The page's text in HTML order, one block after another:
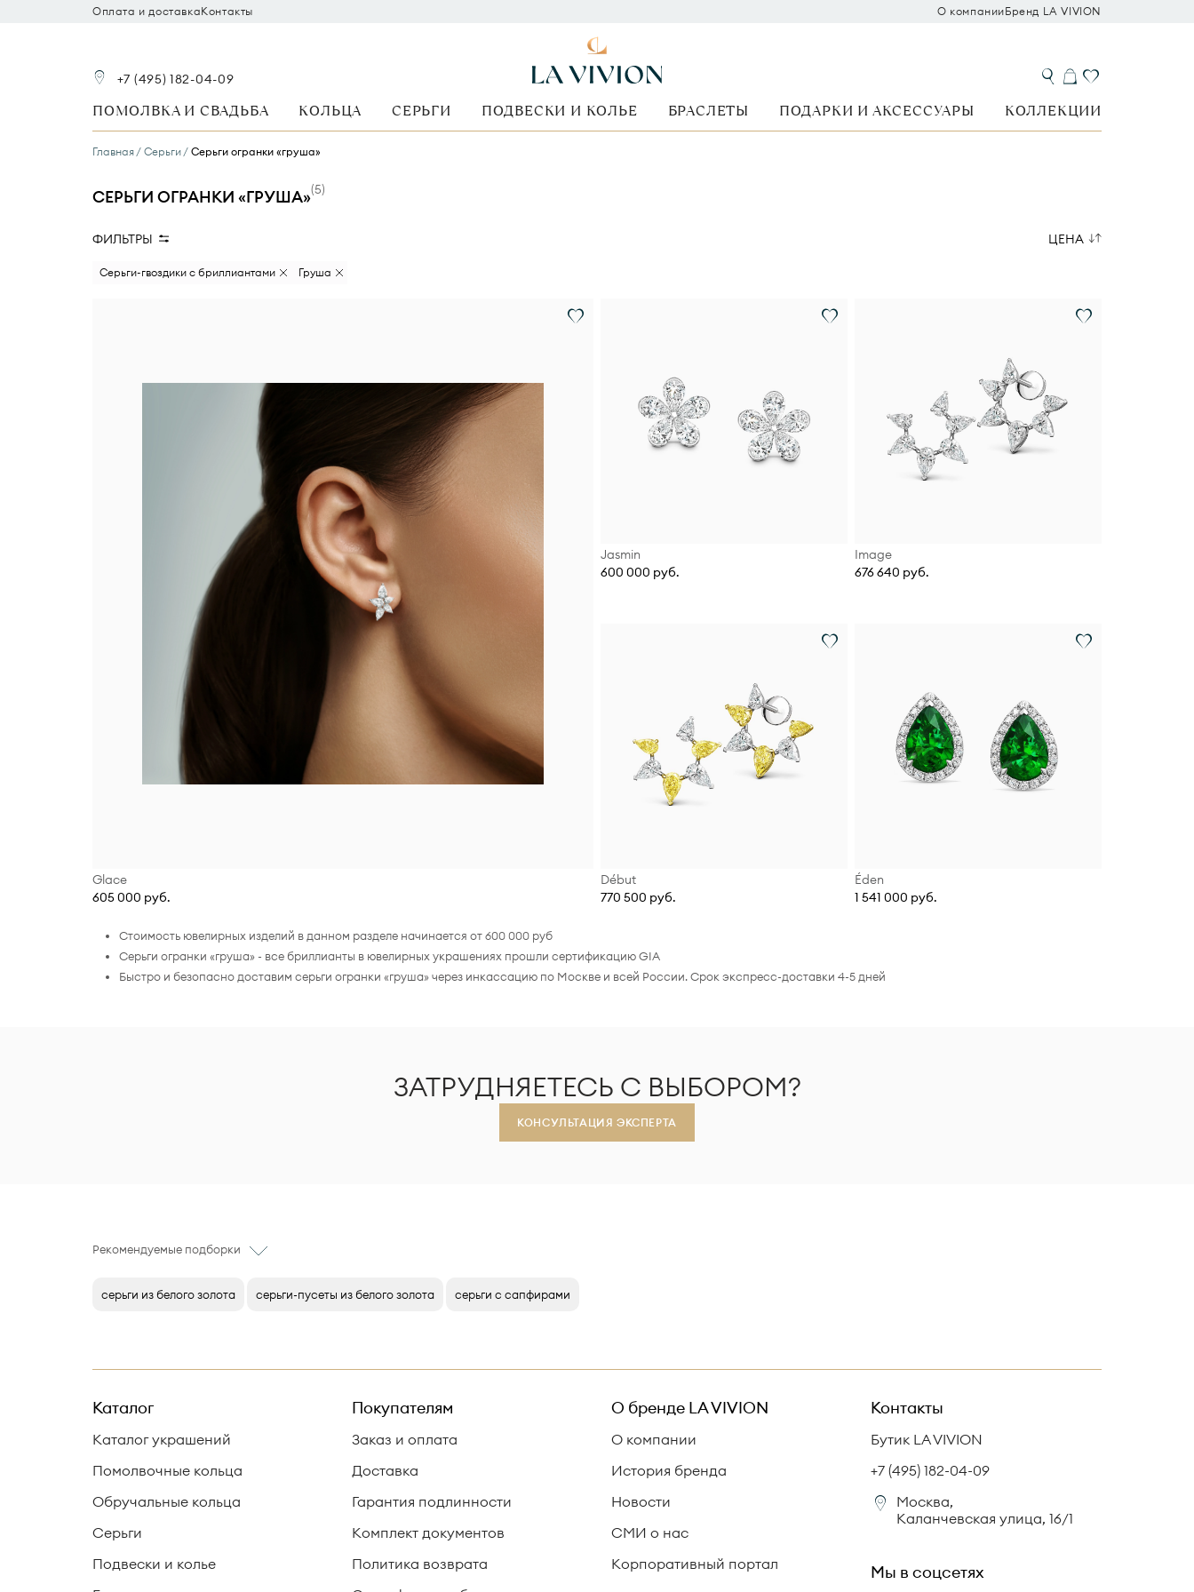
Оплата и доставкаКонтакты О компанииБренд LA VIVION
+7 (495) 182-04-09
ПОМОЛВКА И СВАДЬБА КОЛЬЦА СЕРЬГИ ПОДВЕСКИ И КОЛЬЕ БРАСЛЕТЫ ПОДАРКИ И АКСЕССУАРЫ КОЛЛЕКЦИИ
Главная Серьги Серьги огранки «груша»
СЕРЬГИ ОГРАНКИ «ГРУША»(5)
ФИЛЬТРЫ
Серьги-гвоздики с бриллиантами Груша
ЦЕНА
Glace
605 000 руб.
Jasmin
600 000 руб.
Image
676 640 руб.
Début
770 500 руб.
Éden
1 541 000 руб.
Стоимость ювелирных изделий в данном разделе начинается от 600 000 руб
Серьги огранки «груша» - все бриллианты в ювелирных украшениях прошли сертификацию GIA
Быстро и безопасно доставим серьги огранки «груша» через инкассацию по Москве и всей России. Срок экспресс-доставки 4-5 дней
ЗАТРУДНЯЕТЕСЬ С ВЫБОРОМ?
КОНСУЛЬТАЦИЯ ЭКСПЕРТА
Рекомендуемые подборки
серьги из белого золота серьги-пусеты из белого золота серьги с сапфирами
Каталог
Каталог украшений
Помолвочные кольца
Обручальные кольца
Серьги
Подвески и колье
Покупателям
Заказ и оплата
Доставка
Гарантия подлинности
Комплект документов
Политика возврата
О бренде LA VIVION
О компании
История бренда
Новости
СМИ о нас
Корпоративный портал
Контакты
Бутик LA VIVION
+7 (495) 182-04-09
Москва,
Каланчевская улица, 16/1
Мы в соцсетях